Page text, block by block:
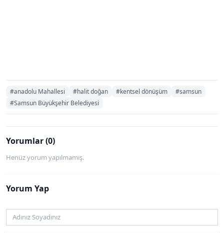
#anadolu Mahallesi #halit doğan #kentsel dönüşüm
#samsun
#Samsun Büyükşehir Belediyesi
Yorumlar (0)
Henüz yorum yapılmamış.
Yorum Yap